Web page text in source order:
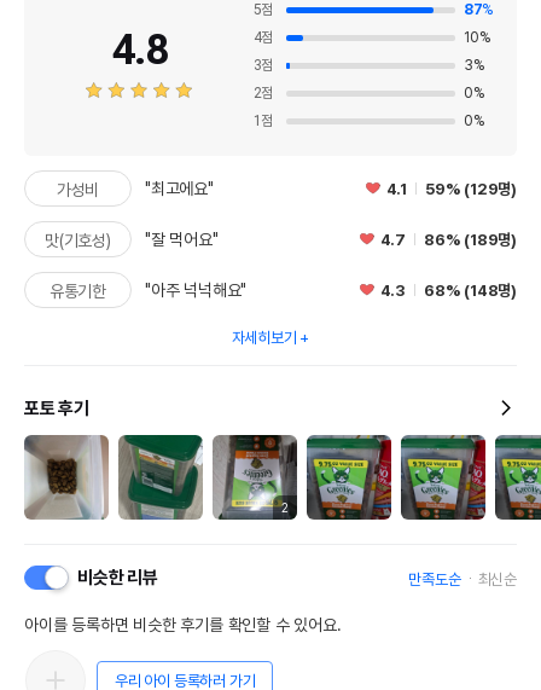
4.8
5점 87%
4점 10%
3점 3%
2점 0%
1 점 0%
가성비 "최고에요" 4.1 59% (129명)
맛(기호성) "잘 먹어요" 4.7 86% (189명)
유통기한 "아주 넉넉해요" 4.3 68% (148명)
자세히보기
포토 후기
2
비슷한 리뷰 만족도순 최신순
아이를 등록하면 비슷한 후기를 확인할 수 있어요.
우리 아이 등록하러 가기